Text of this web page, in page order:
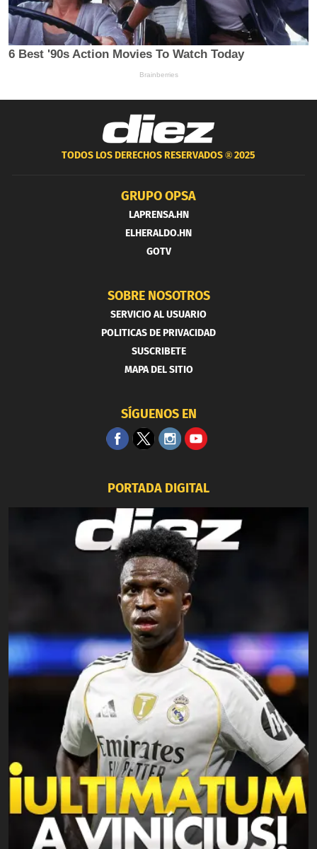
TODOS LOS DERECHOS RESERVADOS ®2025
GRUPO OPSA
LAPRENSA.HN
ELHERALDO.HN
GOTV
SOBRE NOSOTROS
SERVICIO AL USUARIO
POLITICAS DE PRIVACIDAD
SUSCRIBETE
MAPA DEL SITIO
SÍGUENOS EN
PORTADA DIGITAL